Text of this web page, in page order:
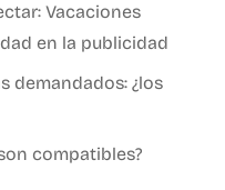
Vacaciones
en la publicidad
demandados: ¿los
compatibles?